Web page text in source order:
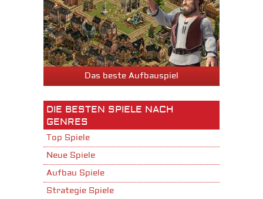
Das beste Aufbauspiel
DIE BESTEN SPIELE NACH
GENRES
Top Spiele
Neue Spiele
Aufbau Spiele
Strategie Spiele